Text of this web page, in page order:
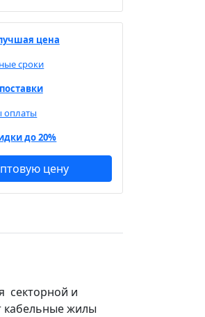
цена
сроки
оплаты
до 20%
цену
секторной и
кабельные жилы